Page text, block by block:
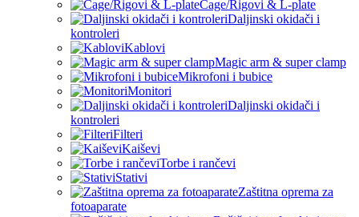
Cage/Rigovi & L-plate
Daljinski okidači i
kontroleri
Kablovi
Magic arm & super clamp
Mikrofoni i bubice
Monitori
Daljinski okidači i
kontroleri
Filteri
Kaiševi
Torbe i rančevi
Stativi
Zaštitna oprema za
fotoaparate